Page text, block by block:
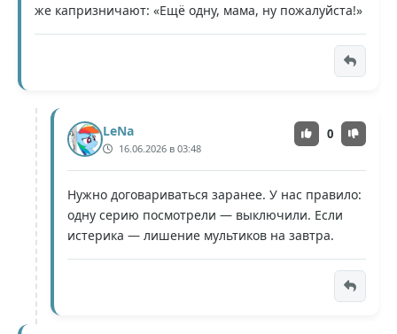
же капризничают: «Ещё одну, мама, ну пожалуйста!»
LeNa
16.06.2026 в 03:48
0
Нужно договариваться заранее. У нас правило:
одну серию посмотрели — выключили. Если
истерика — лишение мультиков на завтра.